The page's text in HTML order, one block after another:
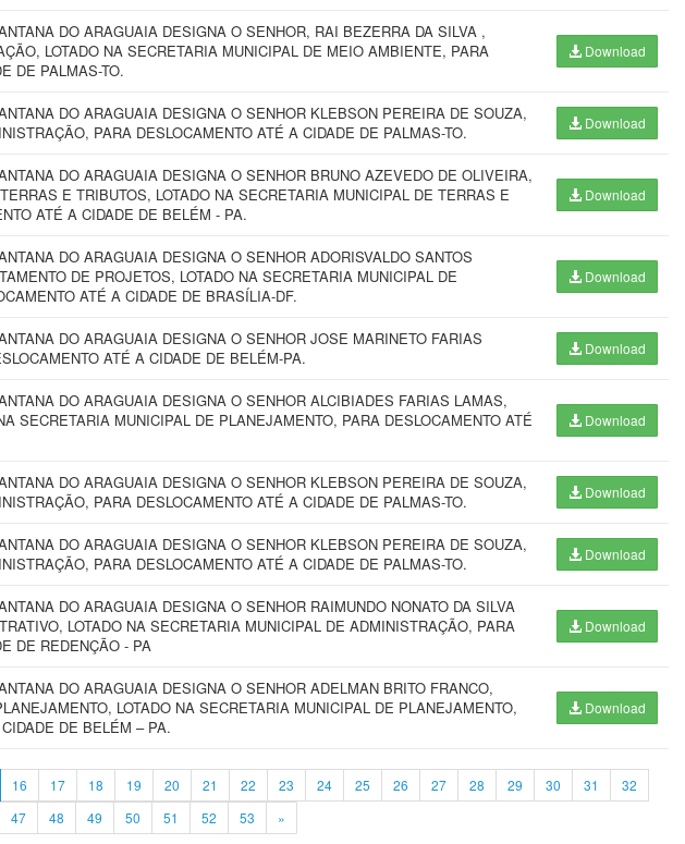
DO ARAGUAIA DESIGNA O SENHOR, RAI BEZERRA DA SILVA ,
LOTADO NA SECRETARIA MUNICIPAL DE MEIO AMBIENTE, PARA
DE PALMAS-TO.
Download
DO ARAGUAIA DESIGNA O SENHOR KLEBSON PEREIRA DE SOUZA,
PARA DESLOCAMENTO ATÉ A CIDADE DE PALMAS-TO.
Download
DO ARAGUAIA DESIGNA O SENHOR BRUNO AZEVEDO DE OLIVEIRA,
E TRIBUTOS, LOTADO NA SECRETARIA MUNICIPAL DE TERRAS E
ATÉ A CIDADE DE BELÉM - PA.
Download
DO ARAGUAIA DESIGNA O SENHOR ADORISVALDO SANTOS
DE PROJETOS, LOTADO NA SECRETARIA MUNICIPAL DE
ATÉ A CIDADE DE BRASÍLIA-DF.
Download
DO ARAGUAIA DESIGNA O SENHOR JOSE MARINETO FARIAS
ATÉ A CIDADE DE BELÉM-PA.
Download
DO ARAGUAIA DESIGNA O SENHOR ALCIBIADES FARIAS LAMAS,
SECRETARIA MUNICIPAL DE PLANEJAMENTO, PARA DESLOCAMENTO ATÉ
Download
DO ARAGUAIA DESIGNA O SENHOR KLEBSON PEREIRA DE SOUZA,
PARA DESLOCAMENTO ATÉ A CIDADE DE PALMAS-TO.
Download
DO ARAGUAIA DESIGNA O SENHOR KLEBSON PEREIRA DE SOUZA,
PARA DESLOCAMENTO ATÉ A CIDADE DE PALMAS-TO.
Download
DO ARAGUAIA DESIGNA O SENHOR RAIMUNDO NONATO DA SILVA
LOTADO NA SECRETARIA MUNICIPAL DE ADMINISTRAÇÃO, PARA
DE REDENÇÃO - PA
Download
DO ARAGUAIA DESIGNA O SENHOR ADELMAN BRITO FRANCO,
LOTADO NA SECRETARIA MUNICIPAL DE PLANEJAMENTO,
DE BELÉM – PA.
Download
16 17 18 19 20 21 22 23 24 25 26 27 28 29 30 31
32
47 48 49 50 51 52 53 »